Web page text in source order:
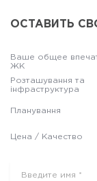
ОСТАВИТЬ
Ваше общее
ЖК
Розташування та
інфраструктура
Планування
Цена / Качество